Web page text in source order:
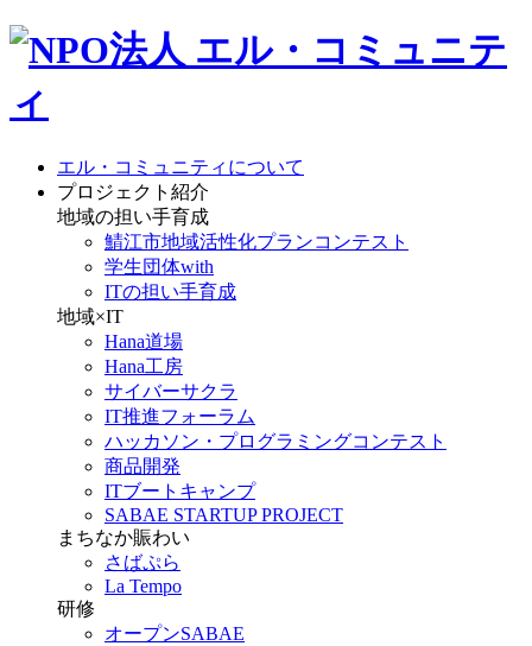
エル・コミュニティについて
プロジェクト紹介
地域の担い手育成
鯖江市地域活性化プランコンテスト
学生団体with
ITの担い手育成
地域×IT
Hana道場
Hana工房
サイバーサクラ
IT推進フォーラム
ハッカソン・プログラミングコンテスト
商品開発
ITブートキャンプ
SABAE STARTUP PROJECT
まちなか賑わい
さばぷら
La Tempo
研修
オープンSABAE